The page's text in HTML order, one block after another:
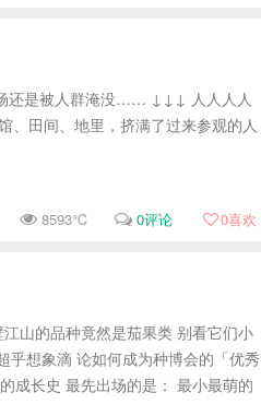
还是被人群淹没…… ↓↓↓ 人人人人
田间、地里，挤满了过来参观的人
8593℃ 0评论 0喜欢
山的品种竟然是茄果类 别看它们小
乎想象滴 论如何成为种博会的「优秀
成长史 最先出场的是： 最小最萌的